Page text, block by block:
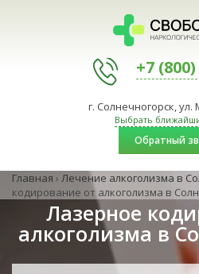
+7
г. Солнечногорск,
Выбрать
Обратный
Главная › Лечение алкоголизма в
кодирование от алкоголизма в
Лазерное
алкоголизма в